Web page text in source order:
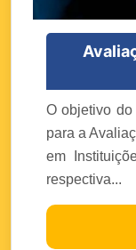
O objetivo
para a
em
respectiva...